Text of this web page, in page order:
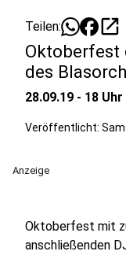
Teilen: open_in_new
Oktoberfest
des
28.09.19 - 18
Veröffentlicht:
Anzeige
Oktoberfest mit
anschließenden